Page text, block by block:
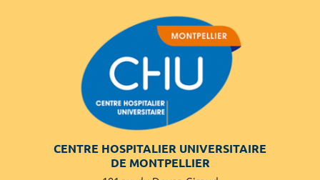
CENTRE HOSPITALIER UNIVERSITAIRE
DE MONTPELLIER